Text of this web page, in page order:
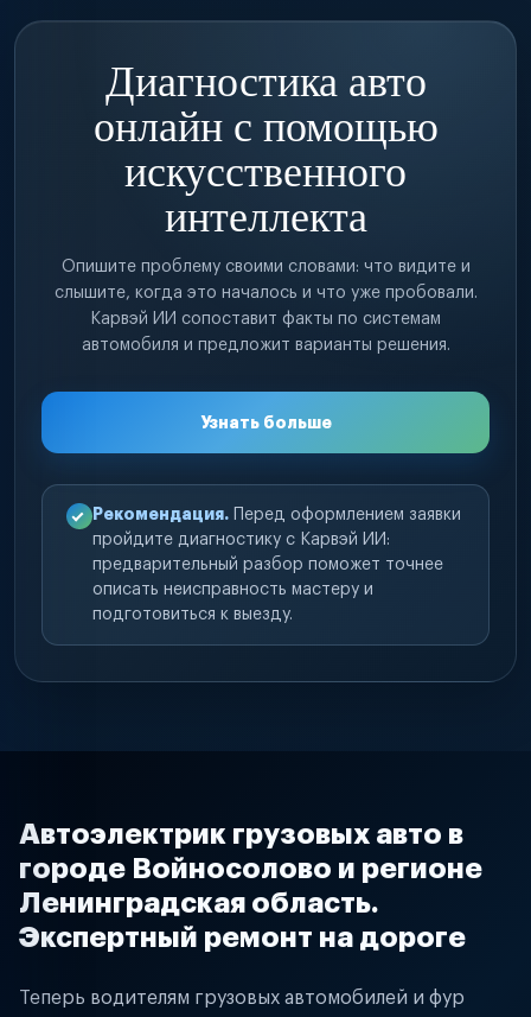
Диагностика авто
онлайн с помощью
искусственного
интеллекта
Опишите проблему своими словами: что видите и
слышите, когда это началось и что уже пробовали.
Карвэй ИИ сопоставит факты по системам
автомобиля и предложит варианты решения.
Узнать больше
Рекомендация. Перед оформлением заявки
пройдите диагностику с Карвэй ИИ:
предварительный разбор поможет точнее
описать неисправность мастеру и
подготовиться к выезду.
Автоэлектрик грузовых авто в
городе Войносолово и регионе
Ленинградская область.
Экспертный ремонт на дороге
Теперь водителям грузовых автомобилей и фур